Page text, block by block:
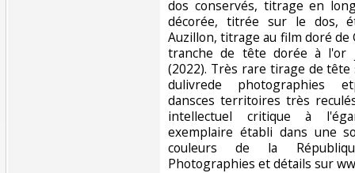
dos conservés, titrage en
décorée, titrée sur le dos,
Auzillon, titrage au film doré de
tranche de tête dorée à l'or
(2022). Très rare tirage de
dulivrede photographies
dansces territoires très
intellectuel critique à
exemplaire établi dans une
couleurs de la
Photographies et détails sur